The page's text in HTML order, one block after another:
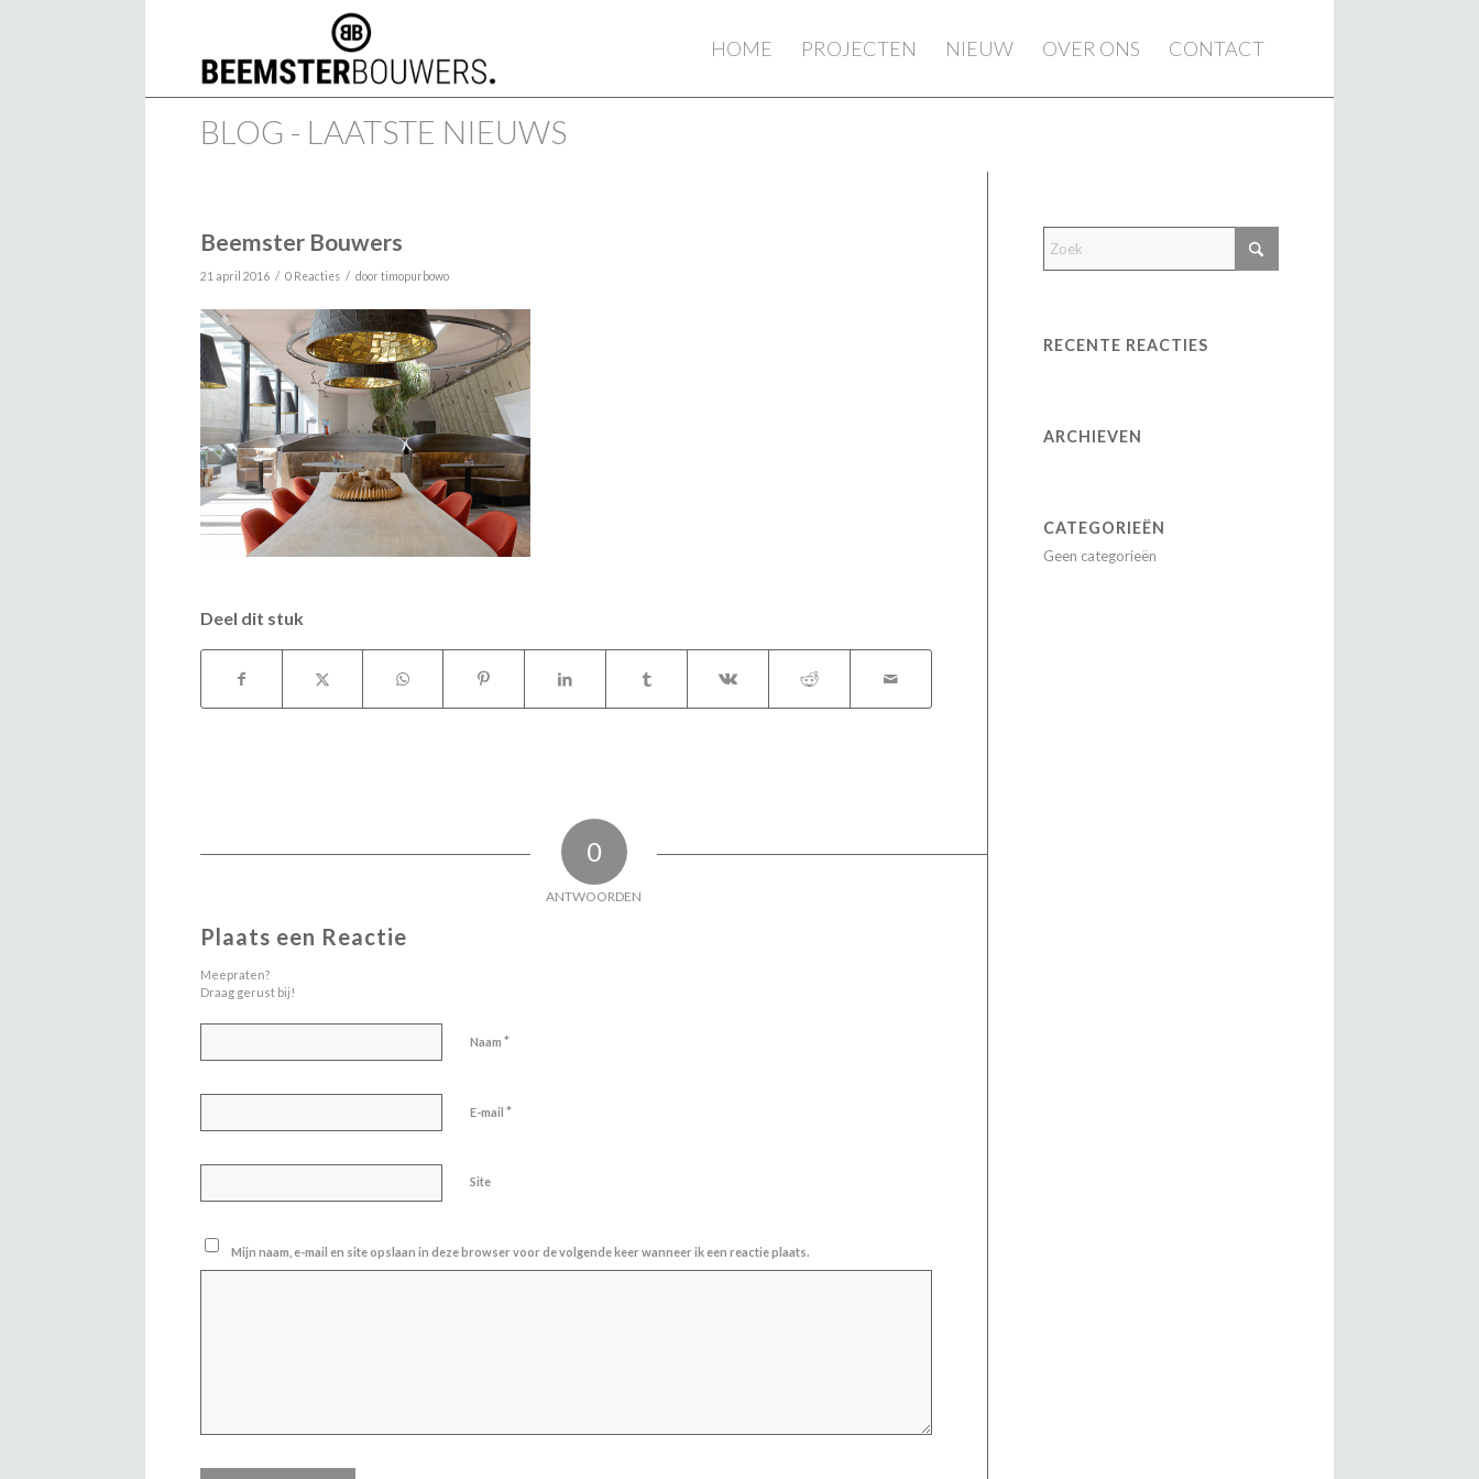
HOME PROJECTEN NIEUW OVER ONS CONTACT
BLOG - LAATSTE NIEUWS
Beemster Bouwers
21 april 2016 / 0 Reacties / door timopurbowo
Deel dit stuk
0
ANTWOORDEN
Plaats een Reactie
Meepraten?
Draag gerust bij!
Naam *
E-mail *
Site
Mijn naam, e-mail en site opslaan in deze browser voor de volgende keer wanneer ik een reactie plaats.
RECENTE REACTIES
ARCHIEVEN
CATEGORIEËN
Geen categorieën